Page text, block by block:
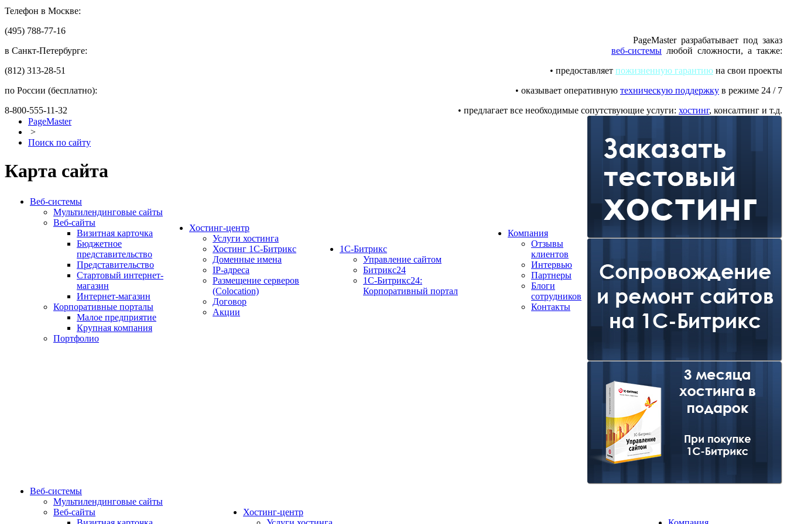
Телефон в Москве:
(495) 788-77-16
в Санкт-Петербурге:
(812) 313-28-51
по России (бесплатно):
8-800-555-11-32
PageMaster разрабатывает под заказ
веб-системы любой сложности, а также:
• предоставляет пожизненную гарантию на свои проекты
• оказывает оперативную техническую поддержку в режиме 24 / 7
• предлагает все необходимые сопутствующие услуги: хостинг, консалтинг и т.д.
PageMaster
>
Поиск по сайту
Карта сайта
Веб-системы
Мультилендинговые сайты
Веб-сайты
Визитная карточка
Бюджетное
представительство
Представительство
Стартовый интернет-
магазин
Интернет-магазин
Корпоративные порталы
Малое предприятие
Крупная компания
Портфолио
Хостинг-центр
Услуги хостинга
Хостинг 1С-Битрикс
Доменные имена
IP-адреса
Размещение серверов
(Colocation)
Договор
Акции
1С-Битрикс
Управление сайтом
Битрикс24
1C-Битрикс24:
Корпоративный портал
Компания
Отзывы
клиентов
Интервью
Партнеры
Блоги
сотрудников
Контакты
Веб-системы
Мультилендинговые сайты
Веб-сайты
Хостинг-центр